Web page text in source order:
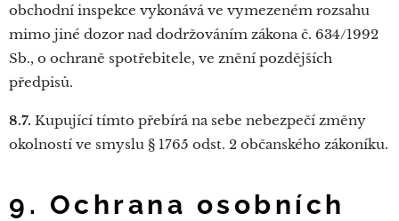
obchodní inspekce vykonává ve vymezeném rozsahu
mimo jiné dozor nad dodržováním zákona č. 634/1992
Sb., o ochraně spotřebitele, ve znění pozdějších
předpisů.
8.7. Kupující tímto přebírá na sebe nebezpečí změny
okolností ve smyslu § 1765 odst. 2 občanského zákoníku.
9. Ochrana osobních